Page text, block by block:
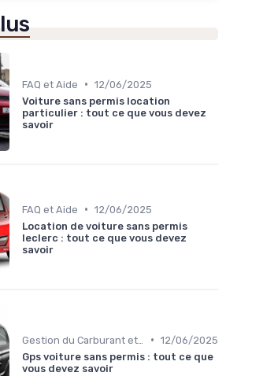
FAQ et Aide • 12/06/2025
Voiture sans permis location
particulier : tout ce que vous devez
savoir
FAQ et Aide • 12/06/2025
Location de voiture sans permis
leclerc : tout ce que vous devez
savoir
• 12/06/2025
Gps voiture sans permis : tout ce que
vous devez savoir